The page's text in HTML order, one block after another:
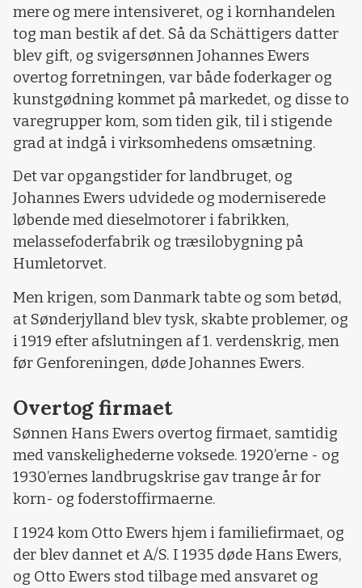
mere og mere intensiveret, og i kornhandelen
tog man bestik af det. Så da Schättigers datter
blev gift, og svigersønnen Johannes Ewers
overtog forretningen, var både foderkager og
kunstgødning kommet på markedet, og disse to
varegrupper kom, som tiden gik, til i stigende
grad at indgå i virksomhedens omsætning.
Det var opgangstider for landbruget, og
Johannes Ewers udvidede og moderniserede
løbende med dieselmotorer i fabrikken,
melassefoderfabrik og træsilobygning på
Humletorvet.
Men krigen, som Danmark tabte og som betød,
at Sønderjylland blev tysk, skabte problemer, og
i 1919 efter afslutningen af 1. verdenskrig, men
før Genforeningen, døde Johannes Ewers.
Overtog firmaet
Sønnen Hans Ewers overtog firmaet, samtidig
med vanskelighederne voksede. 1920’erne - og
1930’ernes landbrugskrise gav trange år for
korn- og foderstoffirmaerne.
I 1924 kom Otto Ewers hjem i familiefirmaet, og
der blev dannet et A/S. I 1935 døde Hans Ewers,
og Otto Ewers stod tilbage med ansvaret og